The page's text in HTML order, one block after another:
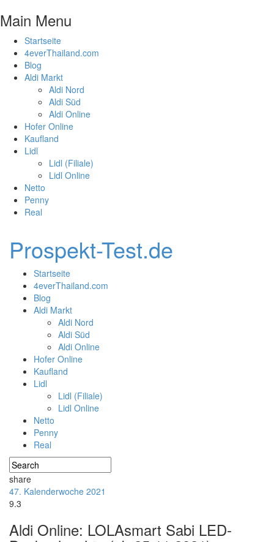
Main Menu
Startseite
4everThailand.com
Blog
Aldi Markt
Aldi Nord
Aldi Süd
Aldi Online
Hofer Online
Kaufland
Lidl
Lidl (Filiale)
Lidl Online
Netto
Penny
Real
Prospekt-Test.de
Startseite
4everThailand.com
Blog
Aldi Markt
Aldi Nord
Aldi Süd
Aldi Online
Hofer Online
Kaufland
Lidl
Lidl (Filiale)
Lidl Online
Netto
Penny
Real
share
47. Kalenderwoche 2021
9.3
Aldi Online: LOLAsmart Sabi LED-